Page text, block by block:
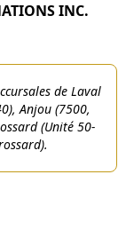
INC.
de Laval
Anjou (7500,
(Unité 50-